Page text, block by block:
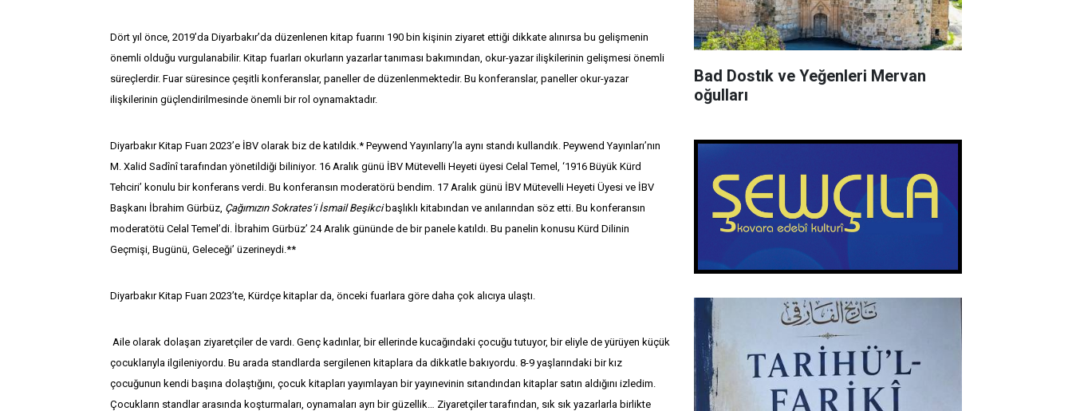
Dört yıl önce, 2019’da Diyarbakır’da düzenlenen kitap fuarını 190 bin kişinin ziyaret ettiği dikkate alınırsa bu gelişmenin
önemli olduğu vurgulanabilir. Kitap fuarları okurların yazarlar tanıması bakımından, okur-yazar ilişkilerinin gelişmesi önemli
süreçlerdir. Fuar süresince çeşitli konferanslar, paneller de düzenlenmektedir. Bu konferanslar, paneller okur-yazar
ilişkilerinin güçlendirilmesinde önemli bir rol oynamaktadır.
Diyarbakır Kitap Fuarı 2023’e İBV olarak biz de katıldık.* Peywend Yayınlarıy’la aynı standı kullandık. Peywend Yayınları’nın
M. Xalid Sadînî tarafından yönetildiği biliniyor. 16 Aralık günü İBV Mütevelli Heyeti üyesi Celal Temel, ‘1916 Büyük Kürd
Tehciri’ konulu bir konferans verdi. Bu konferansın moderatörü bendim. 17 Aralık günü İBV Mütevelli Heyeti Üyesi ve İBV
Başkanı İbrahim Gürbüz, Çağımızın Sokrates’i İsmail Beşikcibaşlıklı kitabından ve anılarından söz etti. Bu konferansın
moderatötü Celal Temel’di. İbrahim Gürbüz’ 24 Aralık gününde de bir panele katıldı. Bu panelin konusu Kürd Dilinin
Geçmişi, Bugünü, Geleceği’ üzerineydi.**
Diyarbakır Kitap Fuarı 2023’te, Kürdçe kitaplar da, önceki fuarlara göre daha çok alıcıya ulaştı.
Aile olarak dolaşan ziyaretçiler de vardı. Genç kadınlar, bir ellerinde kucağındaki çocuğu tutuyor, bir eliyle de yürüyen küçük
çocuklarıyla ilgileniyordu. Bu arada standlarda sergilenen kitaplara da dikkatle bakıyordu. 8-9 yaşlarındaki bir kız
çocuğunun kendi başına dolaştığını, çocuk kitapları yayımlayan bir yayınevinin sıtandından kitaplar satın aldığını izledim.
Çocukların standlar arasında koşturmaları, oynamaları ayrı bir güzellik… Ziyaretçiler tarafından, sık sık yazarlarla birlikte
Bad Dostık ve Yeğenleri Mervan
oğulları